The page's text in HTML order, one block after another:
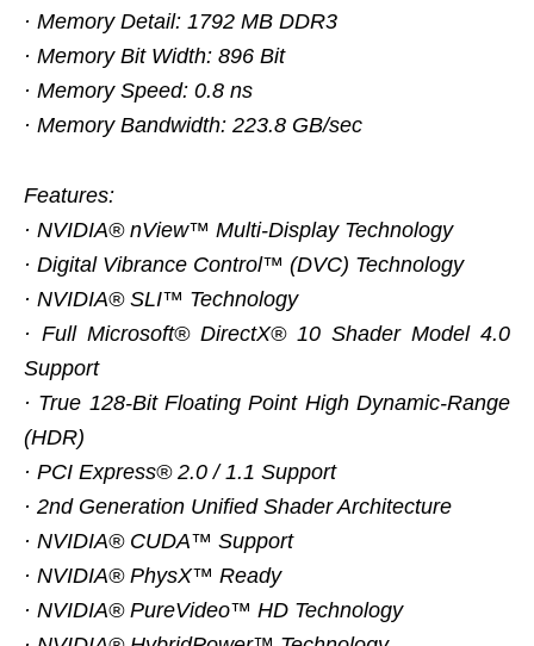
· Memory Detail: 1792 MB DDR3
· Memory Bit Width: 896 Bit
· Memory Speed: 0.8 ns
· Memory Bandwidth: 223.8 GB/sec
Features:
· NVIDIA® nView™ Multi-Display Technology
· Digital Vibrance Control™ (DVC) Technology
· NVIDIA® SLI™ Technology
· Full Microsoft® DirectX® 10 Shader Model 4.0
Support
· True 128-Bit Floating Point High Dynamic-Range
(HDR)
· PCI Express® 2.0 / 1.1 Support
· 2nd Generation Unified Shader Architecture
· NVIDIA® CUDA™ Support
· NVIDIA® PhysX™ Ready
· NVIDIA® PureVideo™ HD Technology